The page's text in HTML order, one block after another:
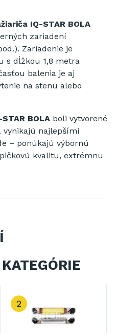
IQ-STAR BOLA
zariadení
Zariadenie je
s dĺžkou 1,8 metra
balenia je aj
na stenu alebo
BOLA boli vytvorené
vynikajú najlepšími
– ponúkajú výbornú
kvalitu, extrémnu